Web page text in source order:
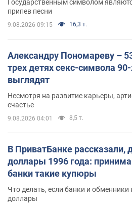
Государственным символом
припев песни
9.08.2026 09:15 16,3 т.
Александру Пономареву –
трех детях секс-символа
выглядят
Несмотря на развитие карьеры,
счастье
9.08.2026 04:01 8,5 т.
В ПриватБанке рассказали,
доллары 1996 года:
банки такие купюры
Что делать, если банки и
доллары